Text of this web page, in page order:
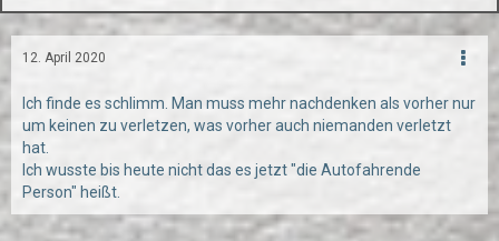
12. April 2020
Ich finde es schlimm. Man muss mehr nachdenken als vorher nur
um keinen zu verletzen, was vorher auch niemanden verletzt
hat.
Ich wusste bis heute nicht das es jetzt "die Autofahrende
Person" heißt.